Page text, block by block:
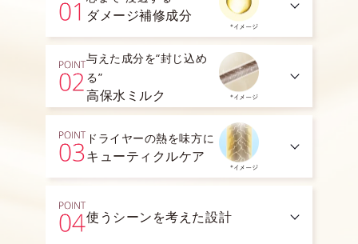
ダメージ補修成分
与えた成分を“封じ込め
る”
高保水ミルク
ドライヤーの熱を味方に
キューティクルケア
使うシーンを考えた設計